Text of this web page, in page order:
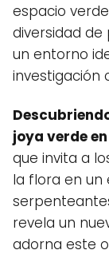
espacio
diversidad
un entorno
investigación
joya verde
que invita a
la flora en un
revela un
adorna este